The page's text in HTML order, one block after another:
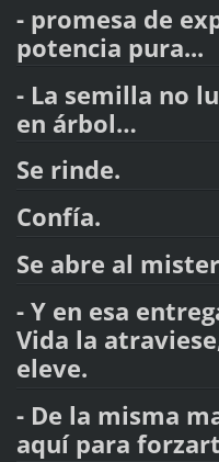
- promesa de
potencia pura...
- La semilla no
en árbol…
Se rinde.
Confía.
Se abre al
- Y en esa
Vida la
eleve.
- De la misma
aquí para